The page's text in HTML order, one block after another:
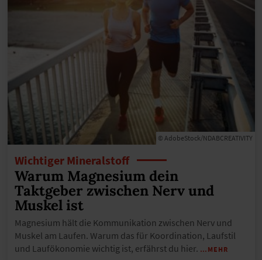
© AdobeStock/NDABCREATIVITY
Wichtiger Mineralstoff
Warum Magnesium dein
Taktgeber zwischen Nerv und
Muskel ist
Magnesium hält die Kommunikation zwischen Nerv und
Muskel am Laufen. Warum das für Koordination, Laufstil
und Laufökonomie wichtig ist, erfährst du hier. …MEHR